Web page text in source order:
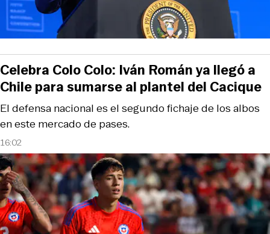
16:02
El defensa nacional es el segundo fichaje de los albos
en este mercado de pases.
Celebra Colo Colo: Iván Román ya llegó a
Chile para sumarse al plantel del Cacique